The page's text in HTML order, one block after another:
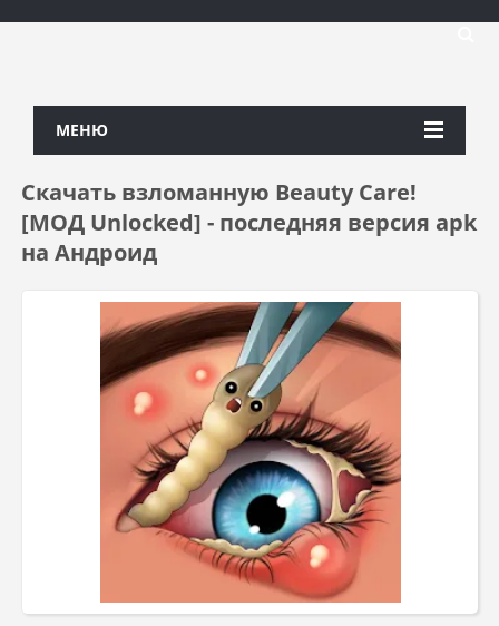
МЕНЮ
Скачать взломанную Beauty Care!
[МОД Unlocked] - последняя версия apk
на Андроид